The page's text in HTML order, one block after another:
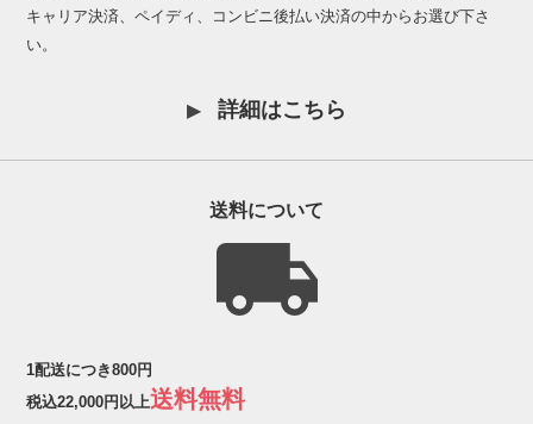
キャリア決済、ペイディ、コンビニ後払い決済の中からお選び下さ
い。
詳細はこちら
送料について
1配送につき800円
税込22,000円以上送料無料